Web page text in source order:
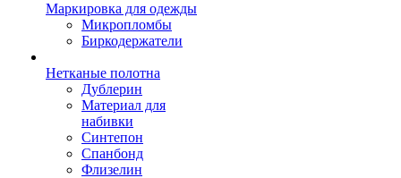
Маркировка для одежды
Микропломбы
Биркодержатели
Нетканые полотна
Дублерин
Материал для
набивки
Синтепон
Спанбонд
Флизелин